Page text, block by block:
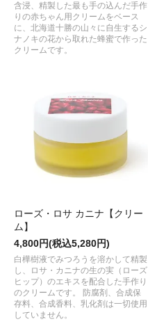
含浸、精製した最も手の込んだ手作
りの赤ちゃん用クリームをベース
に、北海道十勝の山々に自生するシ
ナノキの花から取れた蜂蜜で作った
クリームです。
ローズ・ロサ カニナ【クリー
ム】
4,800円(税込5,280円)
白樺樹液でみつろうを溶かして精製
し、ロサ・カニナの生の実（ローズ
ヒップ）のエキスを配合した手作り
のクリームです。 防腐剤、合成保
存料、合成香料、乳化剤は一切使用
していません。